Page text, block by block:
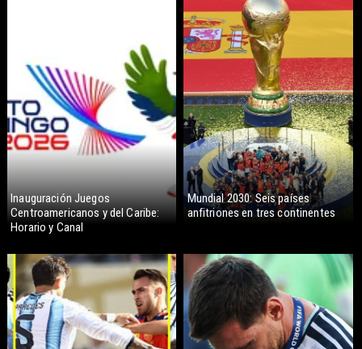
Inauguración Juegos
Centroamericanos y del Caribe:
Horario y Canal
Mundial 2030: Seis países
anfitriones en tres continentes